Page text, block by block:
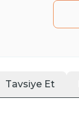
Tavsiye Et